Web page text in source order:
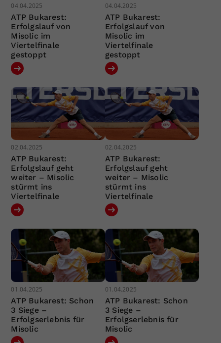
04.04.2025
ATP Bukarest:
Erfolgslauf von
Misolic im
Viertelfinale
gestoppt
04.04.2025
ATP Bukarest:
Erfolgslauf von
Misolic im
Viertelfinale
gestoppt
02.04.2025
ATP Bukarest:
Erfolgslauf geht
weiter – Misolic
stürmt ins
Viertelfinale
02.04.2025
ATP Bukarest:
Erfolgslauf geht
weiter – Misolic
stürmt ins
Viertelfinale
01.04.2025
ATP Bukarest: Schon
3 Siege –
Erfolgserlebnis für
Misolic
01.04.2025
ATP Bukarest: Schon
3 Siege –
Erfolgserlebnis für
Misolic